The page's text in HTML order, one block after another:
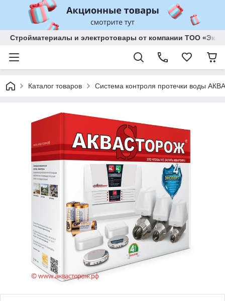
Стройматериалы и электротовары от компании ТОО
Каталог товаров Система контроля протечки воды